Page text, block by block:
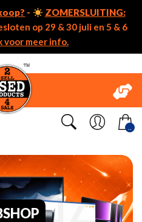
-
ZOMERSLUITING:
op 29 & 30 juli en 5 & 6
voor meer info.
..